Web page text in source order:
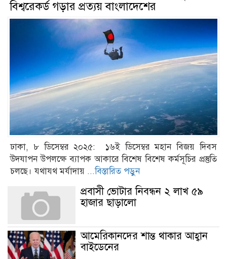
বিশ্বরেকর্ড গড়ার প্রত্যয় বাংলাদেশের
ঢাকা, ৮ ডিসেম্বর ২০২৫: ১৬ই ডিসেম্বর মহান বিজয় দিবস
উদযাপন উপলক্ষে ব্যাপক আকারে বিশেষ বিশেষ কর্মসূচির প্রস্তুতি
চলছে। যথাযথ মর্যাদায় ...বিস্তারিত পড়ুন
প্রবাসী ভোটার নিবন্ধন ২ লাখ ৫৯
হাজার ছাড়ালো
আমেরিকানদের শান্ত থাকার আহ্বান
বাইডেনের